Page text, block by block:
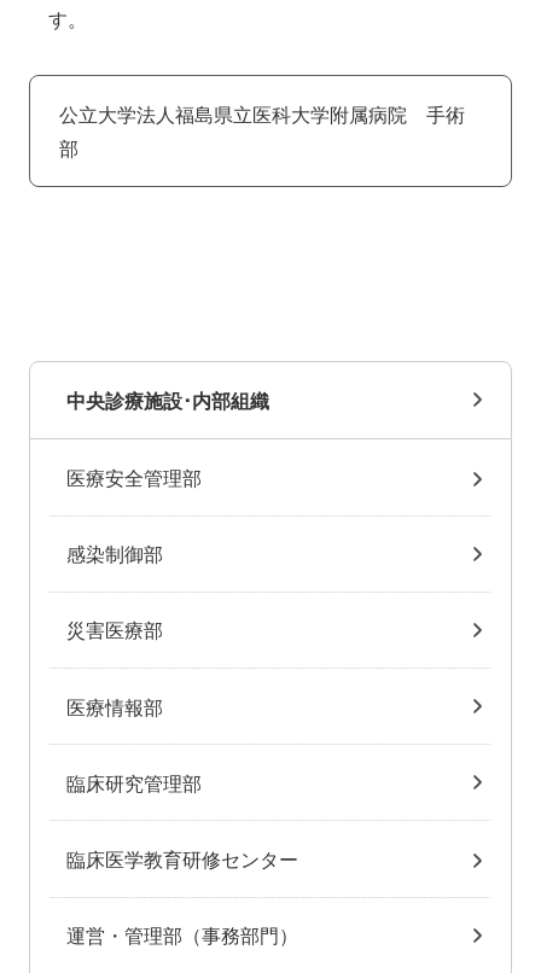
す。
公立大学法人福島県立医科大学附属病院 手術
部
中央診療施設･内部組織
医療安全管理部
感染制御部
災害医療部
医療情報部
臨床研究管理部
臨床医学教育研修センター
運営・管理部（事務部門）